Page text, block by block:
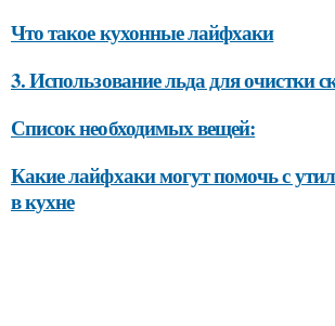
Что такое кухонные лайфхаки
3. Использование льда для очистки
Список необходимых вещей:
Какие лайфхаки могут помочь с
в кухне